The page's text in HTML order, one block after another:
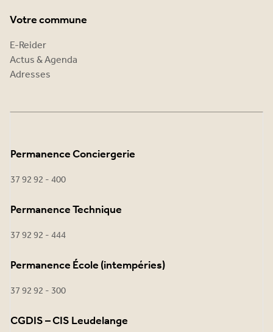
Votre commune
E-Reider
Actus & Agenda
Adresses
Permanence Conciergerie
37 92 92 - 400
Permanence Technique
37 92 92 - 444
Permanence École (intempéries)
37 92 92 - 300
CGDIS – CIS Leudelange